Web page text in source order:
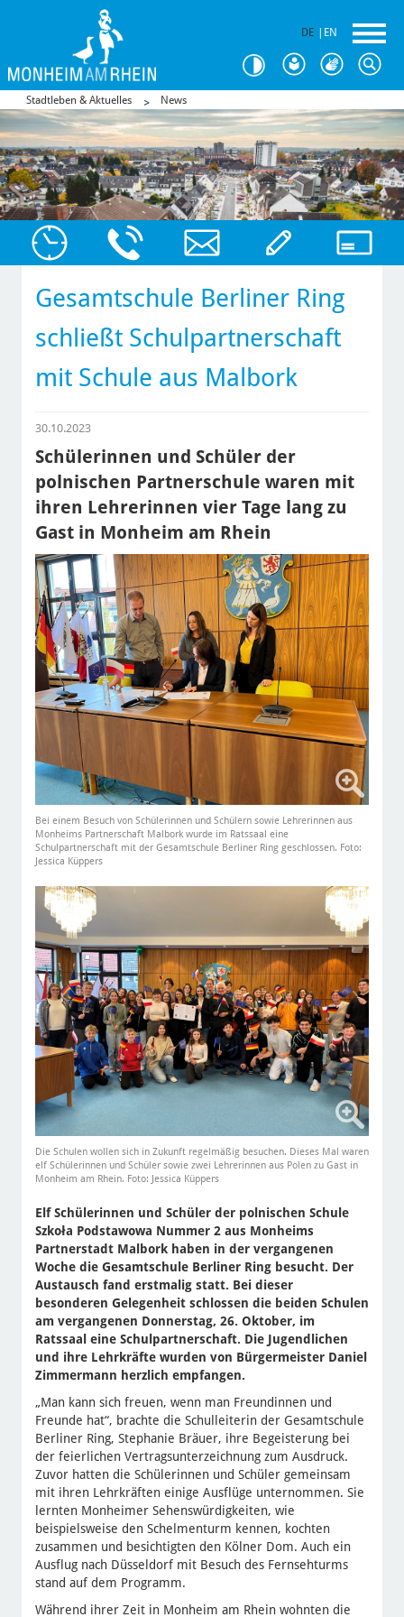
DE EN
Stadtleben & Aktuelles News
Gesamtschule Berliner Ring
schließt Schulpartnerschaft
mit Schule aus Malbork
30.10.2023
Schülerinnen und Schüler der
polnischen Partnerschule waren mit
ihren Lehrerinnen vier Tage lang zu
Gast in Monheim am Rhein
Bei einem Besuch von Schülerinnen und Schülern sowie Lehrerinnen aus
Monheims Partnerschaft Malbork wurde im Ratssaal eine
Schulpartnerschaft mit der Gesamtschule Berliner Ring geschlossen. Foto:
Jessica Küppers
Die Schulen wollen sich in Zukunft regelmäßig besuchen. Dieses Mal waren
elf Schülerinnen und Schüler sowie zwei Lehrerinnen aus Polen zu Gast in
Monheim am Rhein. Foto: Jessica Küppers
Elf Schülerinnen und Schüler der polnischen Schule
Szkoła Podstawowa Nummer 2 aus Monheims
Partnerstadt Malbork haben in der vergangenen
Woche die Gesamtschule Berliner Ring besucht. Der
Austausch fand erstmalig statt. Bei dieser
besonderen Gelegenheit schlossen die beiden Schulen
am vergangenen Donnerstag, 26. Oktober, im
Ratssaal eine Schulpartnerschaft. Die Jugendlichen
und ihre Lehrkräfte wurden von Bürgermeister Daniel
Zimmermann herzlich empfangen.
„Man kann sich freuen, wenn man Freundinnen und
Freunde hat“, brachte die Schulleiterin der Gesamtschule
Berliner Ring, Stephanie Bräuer, ihre Begeisterung bei
der feierlichen Vertragsunterzeichnung zum Ausdruck.
Zuvor hatten die Schülerinnen und Schüler gemeinsam
mit ihren Lehrkräften einige Ausflüge unternommen. Sie
lernten Monheimer Sehenswürdigkeiten, wie
beispielsweise den Schelmenturm kennen, kochten
zusammen und besichtigten den Kölner Dom. Auch ein
Ausflug nach Düsseldorf mit Besuch des Fernsehturms
stand auf dem Programm.
Während ihrer Zeit in Monheim am Rhein wohnten die